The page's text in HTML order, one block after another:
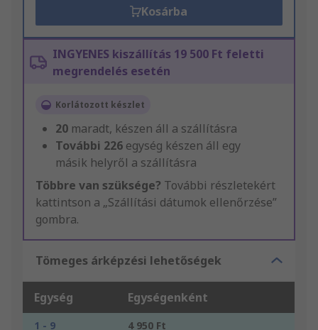
Kosárba
INGYENES kiszállítás 19 500 Ft feletti
megrendelés esetén
Korlátozott készlet
20 maradt, készen áll a szállításra
További 226 egység készen áll egy
másik helyről a szállításra
Többre van szüksége? További részletekért
kattintson a „Szállítási dátumok ellenőrzése”
gombra.
Tömeges árképzési lehetőségek
Egység Egységenként
1 - 9
4 950 Ft